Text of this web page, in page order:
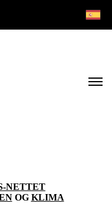
NETTET
OG KLIMA